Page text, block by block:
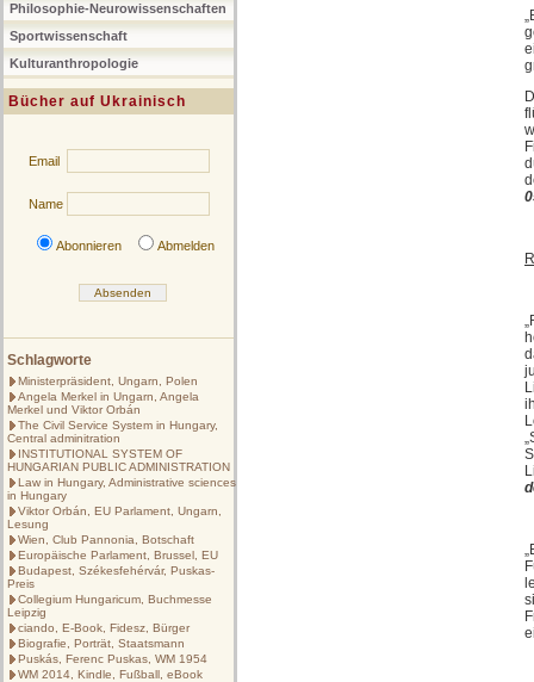
Philosophie-Neurowissenschaften
Sportwissenschaft
Kulturanthropologie
Bücher auf Ukrainisch
Email
Name
Abonnieren Abmelden
Schlagworte
Ministerpräsident, Ungarn, Polen
Angela Merkel in Ungarn, Angela
Merkel und Viktor Orbán
The Civil Service System in Hungary,
Central adminitration
INSTITUTIONAL SYSTEM OF
HUNGARIAN PUBLIC ADMINISTRATION
Law in Hungary, Administrative sciences
in Hungary
Viktor Orbán, EU Parlament, Ungarn,
Lesung
Wien, Club Pannonia, Botschaft
Europäische Parlament, Brussel, EU
Budapest, Székesfehérvár, Puskas-
Preis
Collegium Hungaricum, Buchmesse
Leipzig
ciando, E-Book, Fidesz, Bürger
Biografie, Porträt, Staatsmann
Puskás, Ferenc Puskas, WM 1954
WM 2014, Kindle, Fußball, eBook